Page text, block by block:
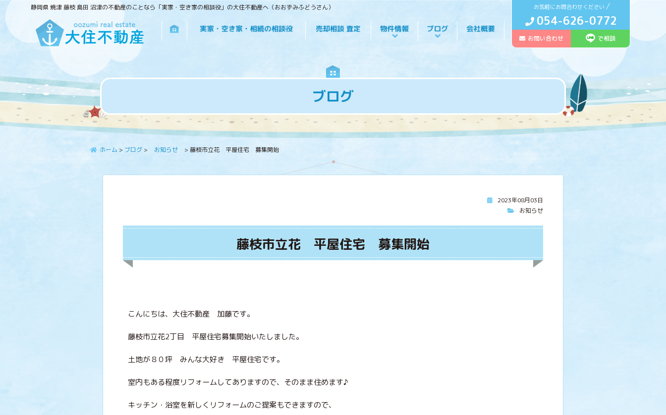
静岡県 焼津 藤枝 島田 沼津の不動産のことなら「実家・空き家の相談役」の大住不動産へ（おおずみふどうさん） お気軽にお問合わせください
054-626-0772
お問い合わせ で相談
ブログ
ホーム > ブログ > お知らせ > 藤枝市立花 平屋住宅 募集開始
2023年08月03日
お知らせ
藤枝市立花 平屋住宅 募集開始
こんにちは、大住不動産 加藤です。
藤枝市立花2丁目 平屋住宅募集開始いたしました。
土地が８０坪 みんな大好き 平屋住宅です。
室内もある程度リフォームしてありますので、そのまま住めます♪
キッチン・浴室を新しくリフォームのご提案もできますので、